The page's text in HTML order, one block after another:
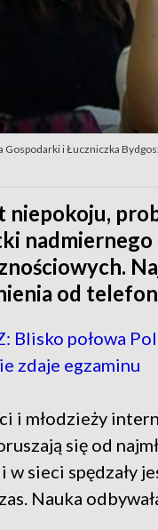
Gospodarki i Łuczniczka
niepokoju,
nadmiernego
od
Blisko połowa
zdaje egzaminu
i młodzieży
się od
w sieci spędzały
Nauka